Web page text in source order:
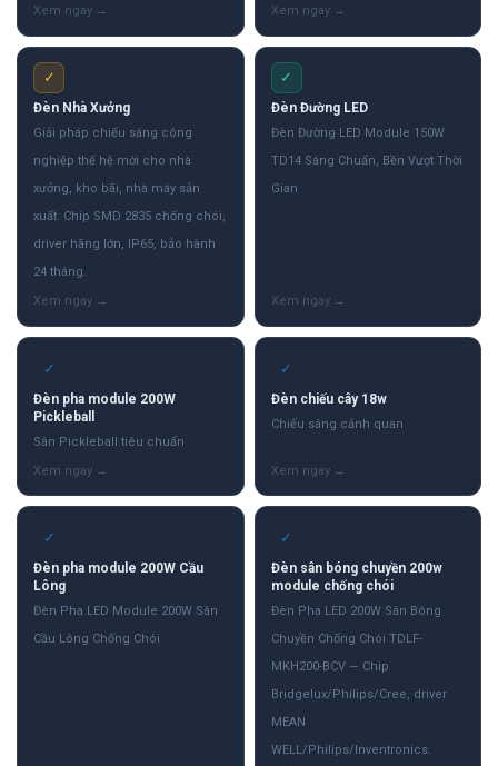
✓
Đèn Nhà Xưởng
Giải pháp chiếu sáng công
nghiệp thế hệ mới cho nhà
xưởng, kho bãi, nhà máy sản
xuất. Chip SMD 2835 chống chói,
driver hãng lớn, IP65, bảo hành
24 tháng.
✓
Đèn Đường LED
Đèn Đường LED Module 150W
TD14 Sáng Chuẩn, Bền Vượt Thời
Gian
✓
Đèn pha module 200W
Pickleball
Sân Pickleball tiêu chuẩn
✓
Đèn chiếu cây 18w
Chiếu sáng cảnh quan
✓
Đèn pha module 200W Cầu
Lông
Đèn Pha LED Module 200W Sân
Cầu Lông Chống Chói
✓
Đèn sân bóng chuyền 200w
module chống chói
Đèn Pha LED 200W Sân Bóng
Chuyền Chống Chói TDLF-
MKH200-BCV — Chip
Bridgelux/Philips/Cree, driver
MEAN
WELL/Philips/Inventronics.